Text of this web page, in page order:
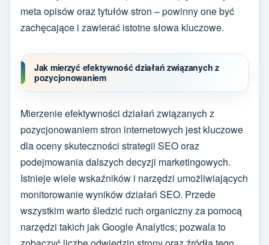
meta opisów oraz tytułów stron – powinny one być
zachęcające i zawierać istotne słowa kluczowe.
Jak mierzyć efektywność działań związanych z
pozycjonowaniem
Mierzenie efektywności działań związanych z
pozycjonowaniem stron internetowych jest kluczowe
dla oceny skuteczności strategii SEO oraz
podejmowania dalszych decyzji marketingowych.
Istnieje wiele wskaźników i narzędzi umożliwiających
monitorowanie wyników działań SEO. Przede
wszystkim warto śledzić ruch organiczny za pomocą
narzędzi takich jak Google Analytics; pozwala to